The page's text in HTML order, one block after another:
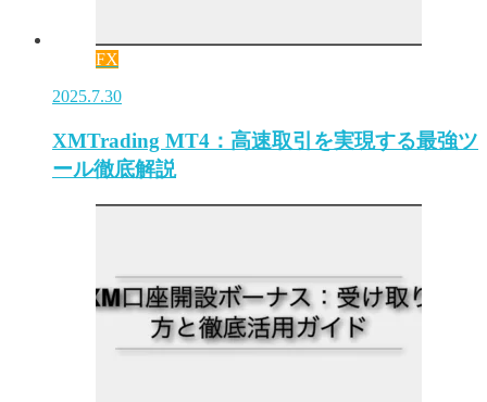
FX
2025.7.30
XMTrading MT4：高速取引を実現する最強ツ
ール徹底解説